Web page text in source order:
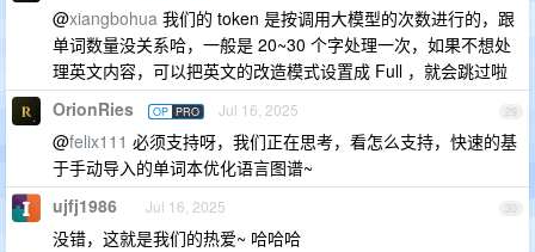
@xiangbohua 我们的 token 是按调用大模型的次数进行的，跟
单词数量没关系哈，一般是 20~30 个字处理一次，如果不想处
理英文内容，可以把英文的改造模式设置成 Full ，就会跳过啦
29
OrionRies OP PRO Jul 16, 2025
@felix111 必须支持呀，我们正在思考，看怎么支持，快速的基
于手动导入的单词本优化语言图谱~
30
ujfj1986 Jul 16, 2025
没错，这就是我们的热爱~ 哈哈哈